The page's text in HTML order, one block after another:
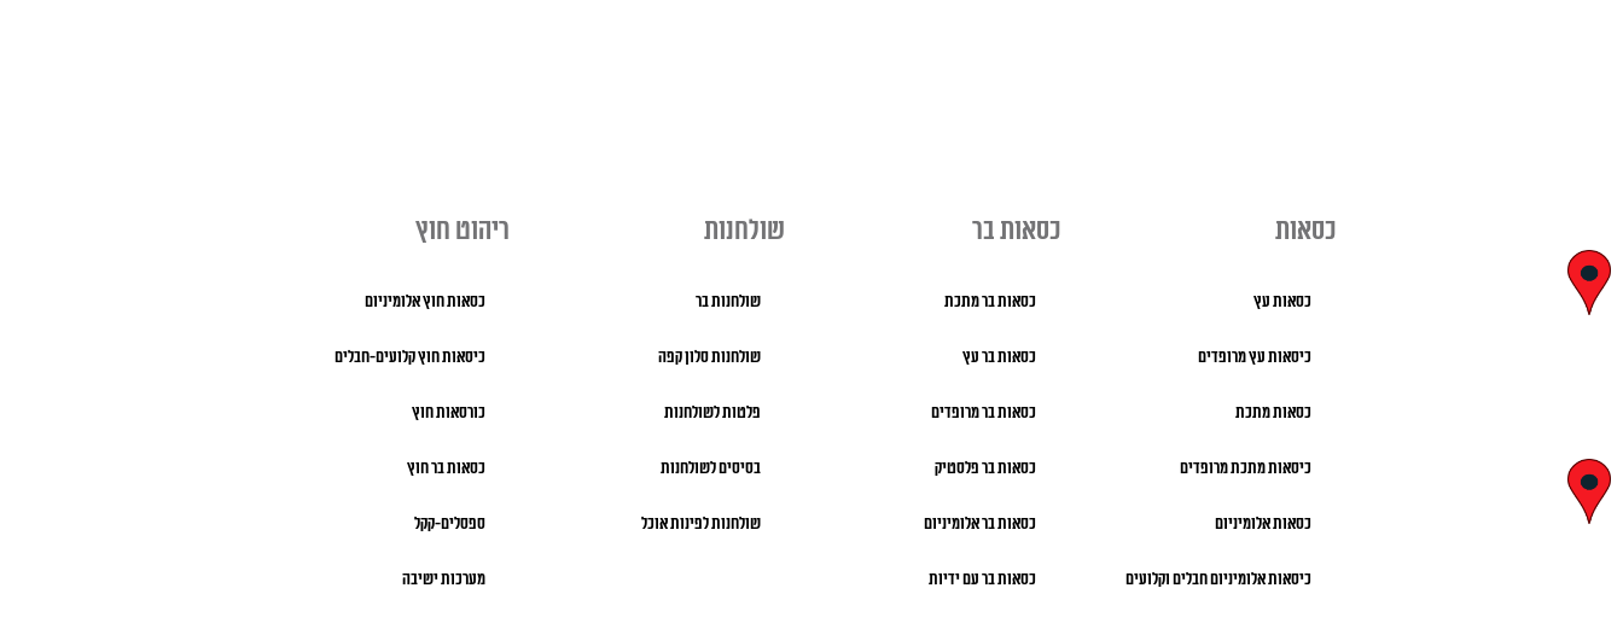
כסאות
כסאות עץ
כיסאות עץ מרופדים
כסאות מתכת
כיסאות מתכת מרופדים
כסאות אלומיניום
כיסאות אלומיניום חבלים וקלועים
כסאות בר
כסאות בר מתכת
כסאות בר עץ
כסאות בר מרופדים
כסאות בר פלסטיק
כסאות בר אלומיניום
כסאות בר עם ידיות
שולחנות
שולחנות בר
שולחנות סלון קפה
פלטות לשולחנות
בסיסים לשולחנות
שולחנות לפינות אוכל
ריהוט חוץ
כסאות חוץ אלומיניום
כיסאות חוץ קלועים-חבלים
כורסאות חוץ
כסאות בר חוץ
ספסלים-קקל
מערכות ישיבה